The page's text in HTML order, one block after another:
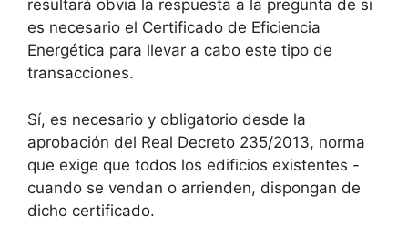
resultará obvia la respuesta a la pregunta de si
es necesario el Certificado de Eficiencia
Energética para llevar a cabo este tipo de
transacciones.
Sí, es necesario y obligatorio desde la
aprobación del Real Decreto 235/2013, norma
que exige que todos los edificios existentes -
cuando se vendan o arrienden, dispongan de
dicho certificado.